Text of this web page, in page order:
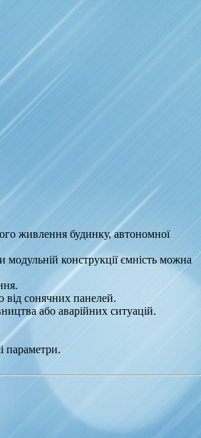
живлення будинку, автономної
модульній конструкції ємність можна
від сонячних панелей.
або аварійних ситуацій.
параметри.